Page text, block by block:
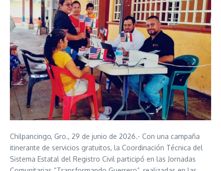
Chilpancingo, Gro., 29 de junio de 2026.- Con una campaña
itinerante de servicios gratuitos, la Coordinación Técnica del
Sistema Estatal del Registro Civil participó en las Jornadas